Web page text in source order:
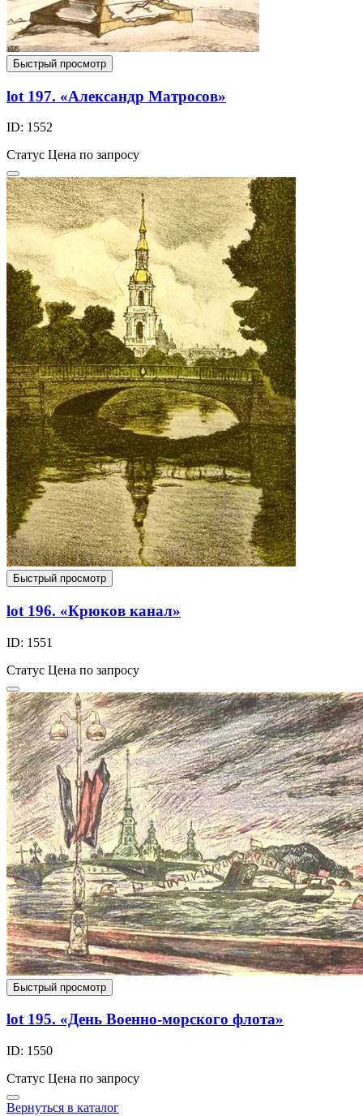
Быстрый просмотр
lot 197. «Александр Матросов»
ID: 1552
Статус Цена по запросу
Быстрый просмотр
lot 196. «Крюков канал»
ID: 1551
Статус Цена по запросу
Быстрый просмотр
lot 195. «День Военно-морского флота»
ID: 1550
Статус Цена по запросу
Вернуться в каталог